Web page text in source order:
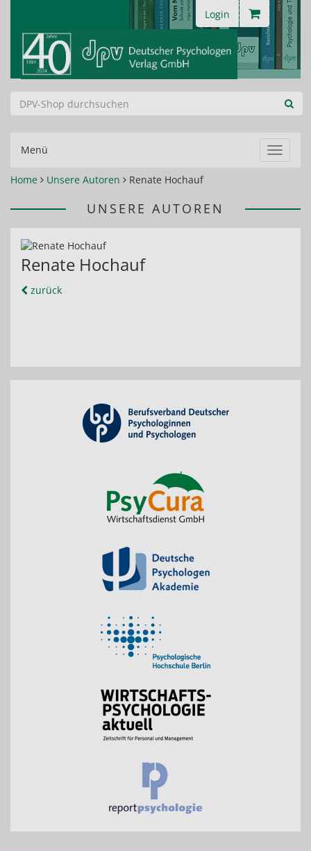
Login
Menü
ein-/
Home
Unsere Autoren Renate Hochauf
UNSERE AUTOREN
Renate Hochauf
zurück